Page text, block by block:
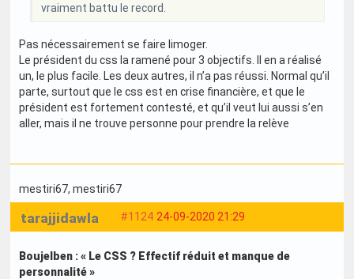
vraiment battu le record.
Pas nécessairement se faire limoger.
Le président du css la ramené pour 3 objectifs. Il en a réalisé
un, le plus facile. Les deux autres, il n’a pas réussi. Normal qu’il
parte, surtout que le css est en crise financière, et que le
président est fortement contesté, et qu’il veut lui aussi s’en
aller, mais il ne trouve personne pour prendre la relève
mestiri67, mestiri67
#1124 24-09-2020 21:29
tarajjidawla
Boujelben : « Le CSS ? Effectif réduit et manque de
personnalité »